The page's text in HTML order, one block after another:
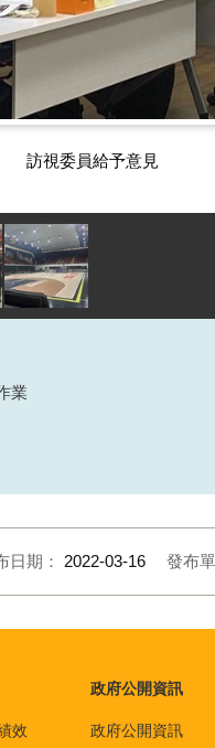
訪視委員給予意見
業
日期： 2022-03-16 發布
效
政府公開資訊
政府公開資訊